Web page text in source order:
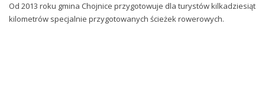
Od 2013 roku gmina Chojnice przygotowuje dla turystów kilkadziesiąt
kilometrów specjalnie przygotowanych ścieżek rowerowych.